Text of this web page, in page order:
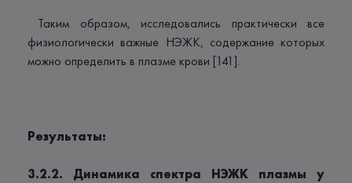
Таким образом, исследовались практически все
физиологически важные НЭЖК, содержание которых
можно определить в плазме крови [141].
Результаты:
3.2.2. Динамика спектра НЭЖК плазмы у